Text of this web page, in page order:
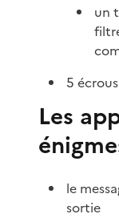
un
5
Les
le
sortie